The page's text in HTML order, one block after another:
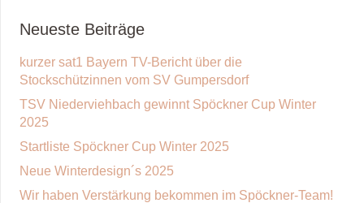
Neueste Beiträge
kurzer sat1 Bayern TV-Bericht über die
Stockschützinnen vom SV Gumpersdorf
TSV Niederviehbach gewinnt Spöckner Cup Winter
2025
Startliste Spöckner Cup Winter 2025
Neue Winterdesign´s 2025
Wir haben Verstärkung bekommen im Spöckner-Team!